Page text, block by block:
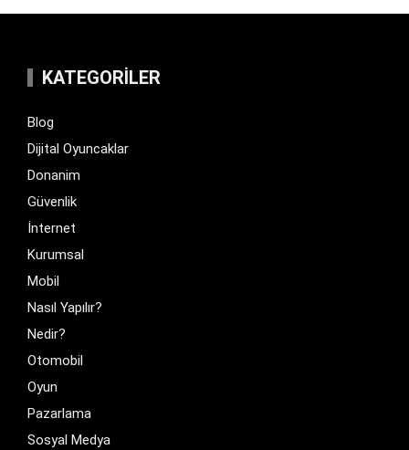
KATEGORILER
Blog
Dijital Oyuncaklar
Donanim
Güvenlik
İnternet
Kurumsal
Mobil
Nasıl Yapılır?
Nedir?
Otomobil
Oyun
Pazarlama
Sosyal Medya